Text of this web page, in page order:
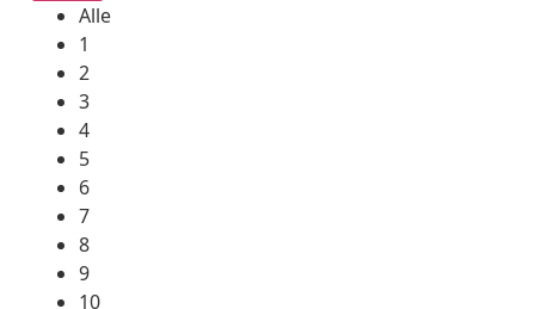
Alle
1
2
3
4
5
6
7
8
9
10